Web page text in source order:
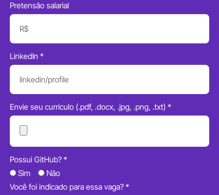
Pretensão salarial
LinkedIn *
Envie seu currículo (.pdf, .docx, .jpg, .png, .txt) *
Possui GitHub? *
Sim
Não
Você foi indicado para essa vaga? *